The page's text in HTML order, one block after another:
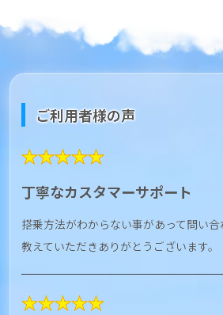
ご利用者様の声
★★★★★
丁寧なカスタマーサポート
搭乗方法がわからない事があって問い
教えていただきありがとうございます。
★★★★★